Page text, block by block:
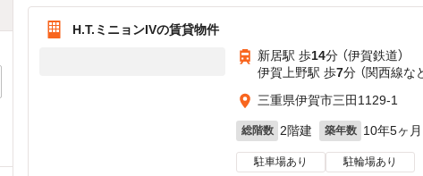
H.T.ミニョンIVの賃貸物件
新居駅 歩14分 （伊賀鉄道）
伊賀上野駅 歩7分 （関西線な
三重県伊賀市三田1129-1
総階数 2階建 築年数 10年5ヶ月
駐車場あり 駐輪場あり